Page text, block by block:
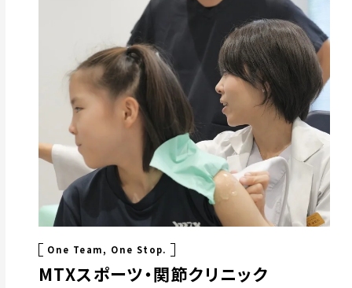
One Team, One Stop.
MTXスポーツ・関節クリニック